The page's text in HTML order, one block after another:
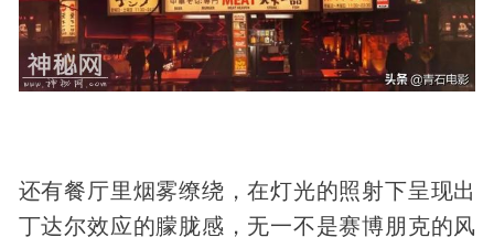
还有餐厅里烟雾缭绕，在灯光的照射下呈现出
丁达尔效应的朦胧感，无一不是赛博朋克的风